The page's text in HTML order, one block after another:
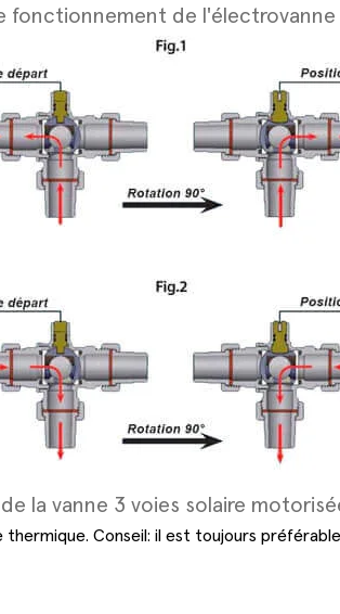
fonctionnement de l'électrovanne
la vanne 3 voies solaire
thermique. Conseil: il est toujours